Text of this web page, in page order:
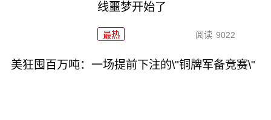
线噩梦开始了
最热 阅读 9022
美狂囤百万吨：一场提前下注的\"铜牌军备竞赛\"